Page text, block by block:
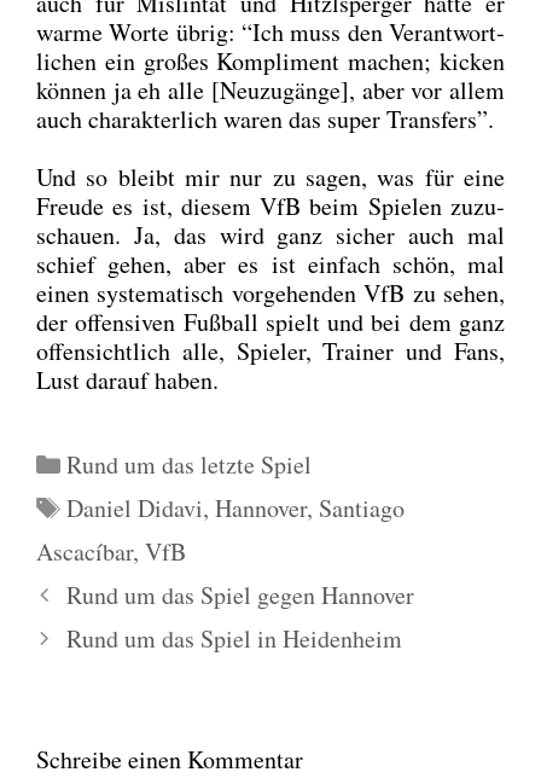
war­me Wor­te übrig: “Ich muss den Ver­ant­wort­
li­chen ein gro­ßes Kom­pli­ment machen; kicken
kön­nen ja eh alle [Neu­zu­gän­ge], aber vor allem
auch cha­rak­ter­lich waren das super Trans­fers”.
Und so bleibt mir nur zu sagen, was für eine
Freu­de es ist, die­sem VfB beim Spie­len zuzu­
schau­en. Ja, das wird ganz sicher auch mal
schief gehen, aber es ist ein­fach schön, mal
einen sys­te­ma­tisch vor­ge­hen­den VfB zu sehen,
der offen­si­ven Fuß­ball spielt und bei dem ganz
offen­sicht­lich alle, Spie­ler, Trai­ner und Fans,
Lust dar­auf haben.
Kategorien
Rund um das letzte Spiel
Schlagwörter
Daniel Didavi, Hannover, Santiago
Ascacíbar, VfB
Rund um das Spiel gegen Hannover
Rund um das Spiel in Heidenheim
Schreibe einen Kommentar